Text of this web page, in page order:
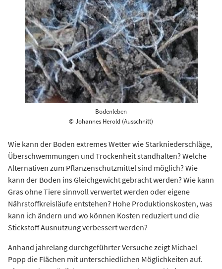
Bodenleben
© Johannes Herold (Ausschnitt)
Wie kann der Boden extremes Wetter wie Starkniederschläge,
Überschwemmungen und Trockenheit standhalten? Welche
Alternativen zum Pflanzenschutzmittel sind möglich? Wie
kann der Boden ins Gleichgewicht gebracht werden? Wie kann
Gras ohne Tiere sinnvoll verwertet werden oder eigene
Nährstoffkreisläufe entstehen? Hohe Produktionskosten, was
kann ich ändern und wo können Kosten reduziert und die
Stickstoff Ausnutzung verbessert werden?
Anhand jahrelang durchgeführter Versuche zeigt Michael
Popp die Flächen mit unterschiedlichen Möglichkeiten auf.